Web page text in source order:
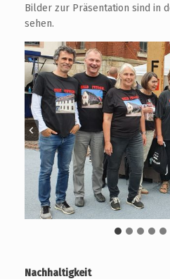
Bilder zur Präsentation sind in
sehen.
Nachhaltigkeit